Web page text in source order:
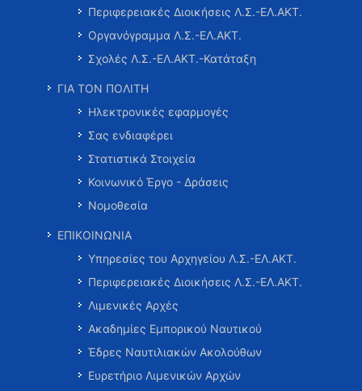
Περιφερειακές Διοικήσεις Λ.Σ.-ΕΛ.ΑΚΤ.
Οργανόγραμμα Λ.Σ.-ΕΛ.ΑΚΤ.
Σχολές Λ.Σ.-ΕΛ.ΑΚΤ.-Κατάταξη
ΓΙΑ ΤΟΝ ΠΟΛΙΤΗ
Ηλεκτρονικές εφαρμογές
Σας ενδιαφέρει
Στατιστικά Στοιχεία
Κοινωνικό Έργο - Δράσεις
Νομοθεσία
ΕΠΙΚΟΙΝΩΝΙΑ
Υπηρεσίες του Αρχηγείου Λ.Σ.-ΕΛ.ΑΚΤ.
Περιφερειακές Διοικήσεις Λ.Σ.-ΕΛ.ΑΚΤ.
Λιμενικές Αρχές
Ακαδημίες Εμπορικού Ναυτικού
Έδρες Ναυτιλιακών Ακολούθων
Ευρετήριο Λιμενικών Αρχών